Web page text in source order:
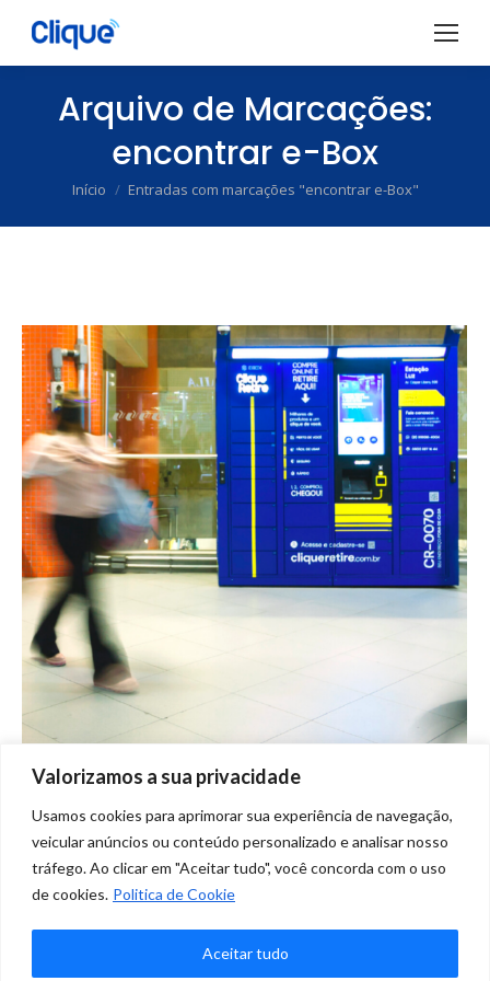
Valorizamos a sua privacidade
Usamos cookies para aprimorar sua experiência de navegação,
veicular anúncios ou conteúdo personalizado e analisar nosso
tráfego. Ao clicar em "Aceitar tudo", você concorda com o uso
de cookies. Politica de Cookie
Aceitar tudo
Arquivo de Marcações:
encontrar e-Box
Você está aqui:
Início Entradas com marcações "encontrar e-Box"
Conheça nossos e-Boxes mais
utilizados!
Blog PorMarketing Clique
julho 15, 2021
Deixe um comentário
Confira os e-Boxes Clique Retire mais utilizados nos